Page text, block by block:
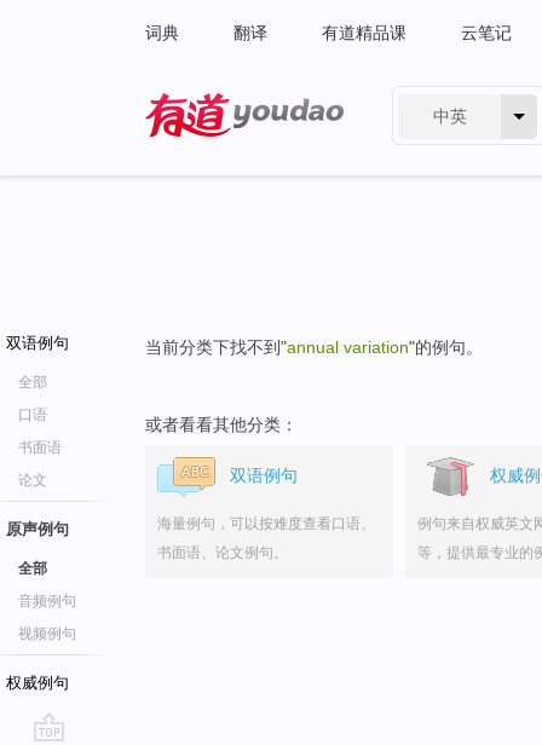
词典 翻译 有道精品课 云笔记
中英
双语例句
全部
口语
书面语
论文
原声例句
全部
音频例句
视频例句
权威例句
当前分类下找不到"annual variation"的例句。
或者看看其他分类：
双语例句
海量例句，可以按难度查看口语、
书面语、论文例句。
权威
例句来自权威英文
等，提供最专业的